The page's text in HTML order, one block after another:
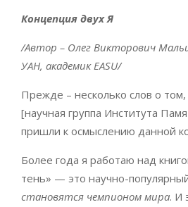
Концепция двух Я
/Автор – Олег Викторович
УАН, академикEASU/
Прежде – несколько слов о
[научная группа Института
пришли к осмыслению данной
Более года я работаю над
тень» — это научно-
становятся чемпионом мира. И